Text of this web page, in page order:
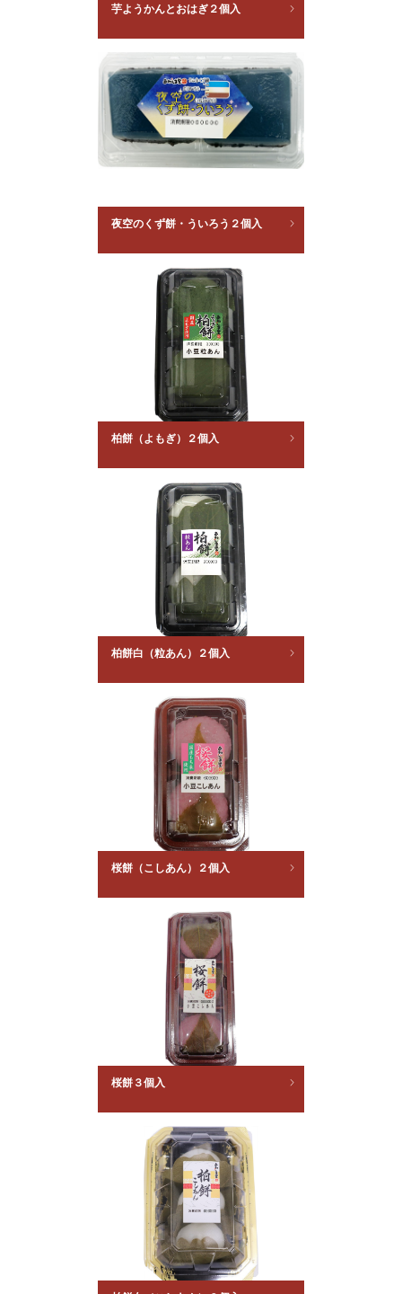
芋ようかんとおはぎ２個入
夜空のくず餅・ういろう２個入
柏餅（よもぎ）２個入
柏餅白（粒あん）２個入
桜餅（こしあん）２個入
桜餅３個入